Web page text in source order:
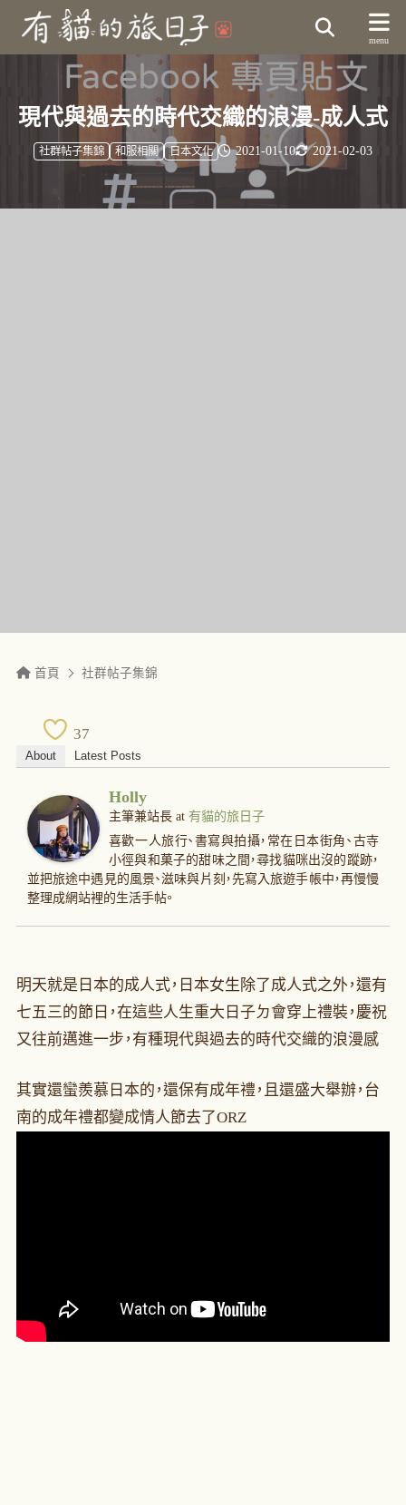
現代與過去的時代交織的浪漫-成人式
2021-01-10 2021-02-03
社群帖子集錦 和服相關 日本文化
首頁 社群帖子集錦
37
About Latest Posts
Holly
主筆兼站長at 有貓的旅日子
喜歡一人旅行、書寫與拍攝，常在日本街角、古寺
小徑與和菓子的甜味之間，尋找貓咪出沒的蹤跡，
並把旅途中遇見的風景、滋味與片刻，先寫入旅遊手帳中，再慢慢
整理成網站裡的生活手帖。
明天就是日本的成人式，日本女生除了成人式之外，還有
七五三的節日，在這些人生重大日子ㄉ會穿上禮裝，慶祝
又往前邁進一步，有種現代與過去的時代交織的浪漫感
其實還蠻羨慕日本的，還保有成年禮，且還盛大舉辦，台
南的成年禮都變成情人節去了ORZ